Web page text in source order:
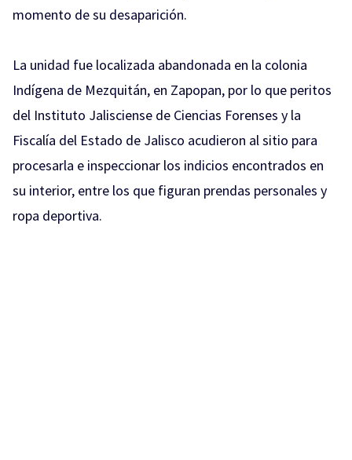
momento de su desaparición.
La unidad fue localizada abandonada en la colonia
Indígena de Mezquitán, en Zapopan, por lo que peritos
del Instituto Jalisciense de Ciencias Forenses y la
Fiscalía del Estado de Jalisco acudieron al sitio para
procesarla e inspeccionar los indicios encontrados en
su interior, entre los que figuran prendas personales y
ropa deportiva.